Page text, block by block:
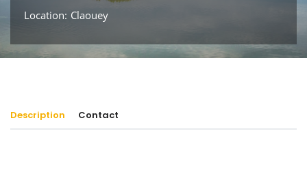
Location Claouey
Description Contact